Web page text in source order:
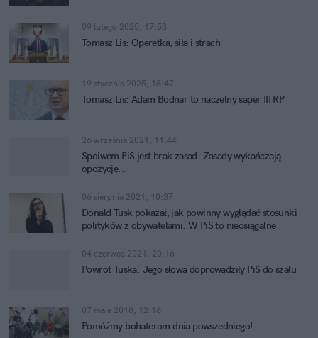
09 lutego 2025, 17:53
Tomasz Lis: Operetka, siła i strach
19 stycznia 2025, 18:47
Tomasz Lis: Adam Bodnar to naczelny saper III RP
26 września 2021, 11:44
Spoiwem PiS jest brak zasad. Zasady wykańczają
opozycję...
06 sierpnia 2021, 10:37
Donald Tusk pokazał, jak powinny wyglądać stosunki
polityków z obywatelami. W PiS to nieosiągalne
04 czerwca 2021, 20:16
Powrót Tuska. Jego słowa doprowadziły PiS do szału
07 maja 2018, 12:16
Pomóżmy bohaterom dnia powszedniego!